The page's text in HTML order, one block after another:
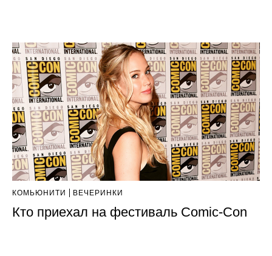
КОМЬЮНИТИ ВЕЧЕРИНКИ
Кто приехал на фестиваль Comic-Con